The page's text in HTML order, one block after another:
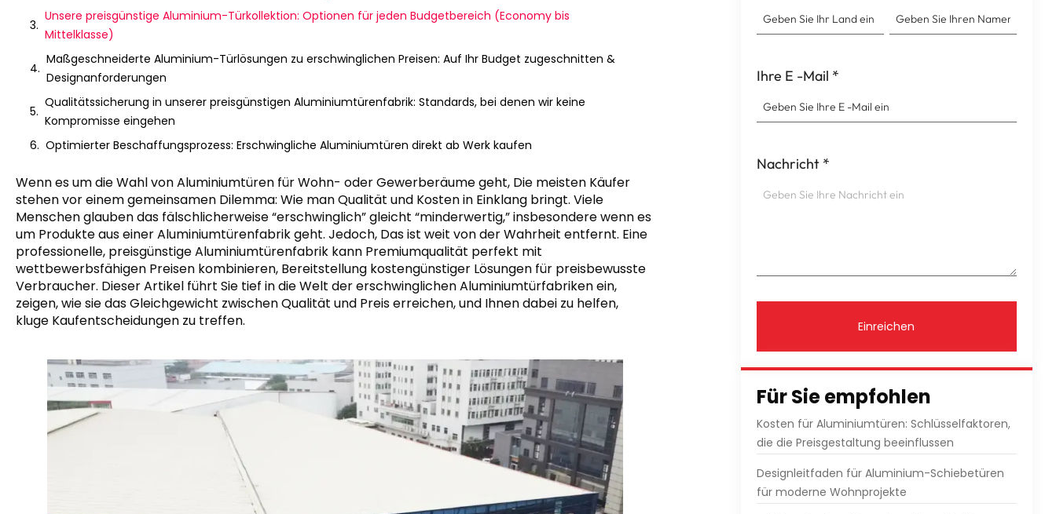
Unsere preisgünstige Aluminium-Türkollektion: Optionen für jeden Budgetbereich (Economy bis
Mittelklasse)
Maßgeschneiderte Aluminium-Türlösungen zu erschwinglichen Preisen: Auf Ihr Budget zugeschnitten &
Designanforderungen
Qualitätssicherung in unserer preisgünstigen Aluminiumtürenfabrik: Standards, bei denen wir keine
Kompromisse eingehen
Optimierter Beschaffungsprozess: Erschwingliche Aluminiumtüren direkt ab Werk kaufen
Wenn es um die Wahl von Aluminiumtüren für Wohn- oder Gewerberäume geht, Die meisten Käufer
stehen vor einem gemeinsamen Dilemma: Wie man Qualität und Kosten in Einklang bringt. Viele
Menschen glauben das fälschlicherweise “erschwinglich” gleicht “minderwertig,” insbesondere wenn es
um Produkte aus einer Aluminiumtürenfabrik geht. Jedoch, Das ist weit von der Wahrheit entfernt. Eine
professionelle, preisgünstige Aluminiumtürenfabrik kann Premiumqualität perfekt mit
wettbewerbsfähigen Preisen kombinieren, Bereitstellung kostengünstiger Lösungen für preisbewusste
Verbraucher. Dieser Artikel führt Sie tief in die Welt der erschwinglichen Aluminiumtürfabriken ein,
zeigen, wie sie das Gleichgewicht zwischen Qualität und Preis erreichen, und Ihnen dabei zu helfen,
kluge Kaufentscheidungen zu treffen.
Ihre E -Mail *
Nachricht *
Einreichen
Für Sie empfohlen
Kosten für Aluminiumtüren: Schlüsselfaktoren,
die die Preisgestaltung beeinflussen
Designleitfaden für Aluminium-Schiebetüren
für moderne Wohnprojekte